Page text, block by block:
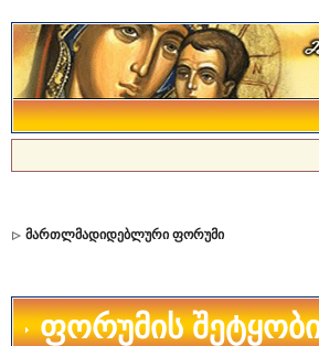
მართლმადიდებლური ფორუმი
ფორუმის